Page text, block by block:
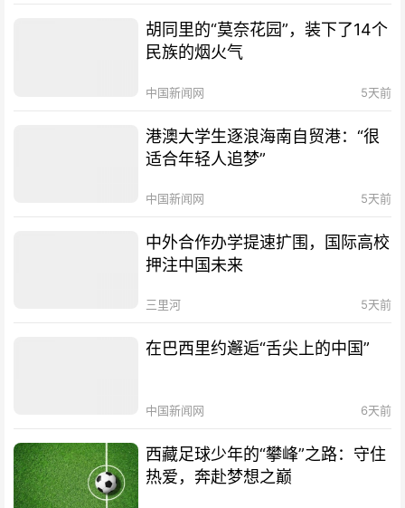
胡同里的“莫奈花园”，装下了14个
民族的烟火气
中国新闻网 5天前
港澳大学生逐浪海南自贸港：“很
适合年轻人追梦”
中国新闻网 5天前
中外合作办学提速扩围，国际高校
押注中国未来
三里河 5天前
在巴西里约邂逅“舌尖上的中国”
中国新闻网 6天前
西藏足球少年的“攀峰”之路：守住
热爱，奔赴梦想之巅